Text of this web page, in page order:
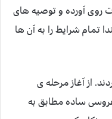
آورده و توصیه های
تمام شرایط را به آن ها
از آغاز مرحله ی
ساده مطابق به